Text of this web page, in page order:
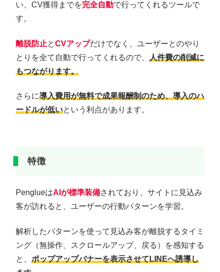
い、CV獲得までを完全自動で行ってくれるツールで
す。
離脱防止とCVアップだけでなく、ユーザーとのやり
とりを全て自動で行ってくれるので、 人件費の削減に
もつながります。
さらに導入費用が無料で成果報酬制のため、導入のハ
ードルが低いという利点があります。
特徴
PenglueはAIが標準装備されており、サイトに見込み
客が訪れると、ユーザーの行動パターンを学習。
解析したパターンを使って見込み客が離脱するタイミ
ング（無操作、スクロールアップ、戻る）を感知する
と、 ポップアップバナーを表示させてLINEへ誘導し